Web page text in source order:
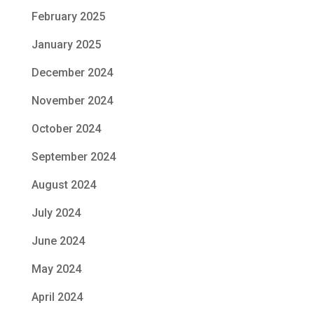
February 2025
January 2025
December 2024
November 2024
October 2024
September 2024
August 2024
July 2024
June 2024
May 2024
April 2024